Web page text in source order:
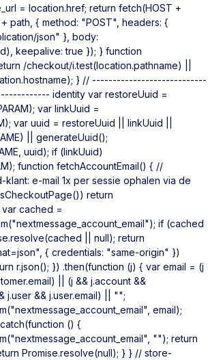
= location.href; return fetch(HOST +
path, { method: "POST", headers: {
json" }, body:
keepalive: true }); } function
/checkout/i.test(location.pathname) ||
} // ----------------------------
identity var restoreUuid =
var linkUuid =
var uuid = restoreUuid || linkUuid ||
|| generateUuid();
uuid); if (linkUuid)
function fetchAccountEmail() { //
e-mail 1x per sessie ophalen via de
return
var cached =
if (cached
|| null); return
{ credentials: "same-origin" })
r.json(); }) .then(function (j) { var email = (j
|| (j && j.account &&
j.user && j.user.email) || "";
email);
() {
""); return
Promise.resolve(null); } } // store-